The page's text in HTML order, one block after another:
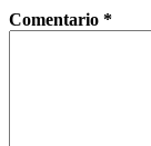
Comentario *